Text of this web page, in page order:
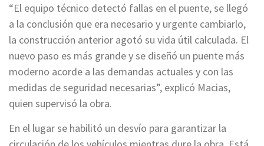
“El equipo técnico detectó fallas en el puente, se llegó
a la conclusión que era necesario y urgente cambiarlo,
la construcción anterior agotó su vida útil calculada. El
nuevo paso es más grande y se diseñó un puente más
moderno acorde a las demandas actuales y con las
medidas de seguridad necesarias”, explicó Macias,
quien supervisó la obra.
En el lugar se habilitó un desvío para garantizar la